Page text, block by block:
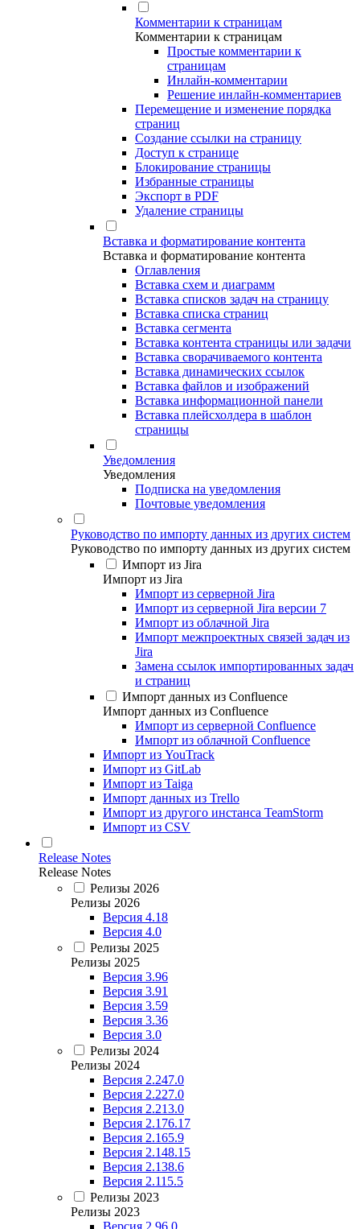
Комментарии к страницам
Комментарии к страницам
Простые комментарии к
страницам
Инлайн-комментарии
Решение инлайн-комментариев
Перемещение и изменение порядка
страниц
Создание ссылки на страницу
Доступ к странице
Блокирование страницы
Избранные страницы
Экспорт в PDF
Удаление страницы
Вставка и форматирование контента
Вставка и форматирование контента
Оглавления
Вставка схем и диаграмм
Вставка списков задач на страницу
Вставка списка страниц
Вставка сегмента
Вставка контента страницы или задачи
Вставка сворачиваемого контента
Вставка динамических ссылок
Вставка файлов и изображений
Вставка информационной панели
Вставка плейсхолдера в шаблон
страницы
Уведомления
Уведомления
Подписка на уведомления
Почтовые уведомления
Руководство по импорту данных из других систем
Руководство по импорту данных из других систем
Импорт из Jira
Импорт из Jira
Импорт из серверной Jira
Импорт из серверной Jira версии 7
Импорт из облачной Jira
Импорт межпроектных связей задач из
Jira
Замена ссылок импортированных задач
и страниц
Импорт данных из Confluence
Импорт данных из Confluence
Импорт из серверной Confluence
Импорт из облачной Confluence
Импорт из YouTrack
Импорт из GitLab
Импорт из Taiga
Импорт данных из Trello
Импорт из другого инстанса TeamStorm
Импорт из CSV
Release Notes
Release Notes
Релизы 2026
Релизы 2026
Версия 4.18
Версия 4.0
Релизы 2025
Релизы 2025
Версия 3.96
Версия 3.91
Версия 3.59
Версия 3.36
Версия 3.0
Релизы 2024
Релизы 2024
Версия 2.247.0
Версия 2.227.0
Версия 2.213.0
Версия 2.176.17
Версия 2.165.9
Версия 2.148.15
Версия 2.138.6
Версия 2.115.5
Релизы 2023
Релизы 2023